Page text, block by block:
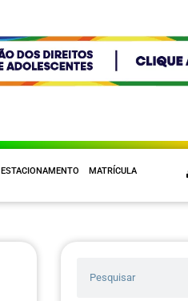
ESTACIONAMENTO MATRÍCULA